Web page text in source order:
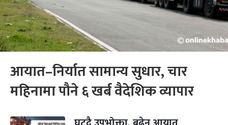
आयात–निर्यात सामान्य सुधार, चार
महिनामा पौने ६ खर्ब वैदेशिक व्यापार